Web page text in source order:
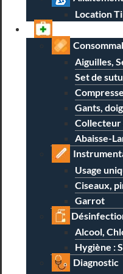
Location
Aiguilles,
Set de
Gants,
Collecteur
Abaisse-
Usage
Ciseaux,
Garrot
Alcool,
Hygiène :
Diagnostic